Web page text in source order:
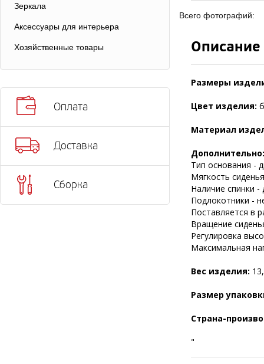
Зеркала
Аксессуары для интерьера
Хозяйственные товары
Оплата
Доставка
Сборка
Всего фотографий:
Описание
Размеры
Цвет изделия:
Материал
Дополнительно:
Тип основания -
Мягкость
Наличие спинки -
Подлокотники -
Поставляется в
Вращение
Регулировка
Максимальная
Вес изделия:
Размер
Страна-
"